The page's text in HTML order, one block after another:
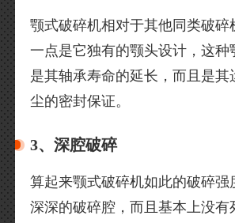
颚式破碎机相对于其他同类破碎
一点是它独有的颚头设计，这种
是其轴承寿命的延长，而且是其
尘的密封保证。
3、深腔破碎
算起来颚式破碎机如此的破碎强
深深的破碎腔，而且基本上没有